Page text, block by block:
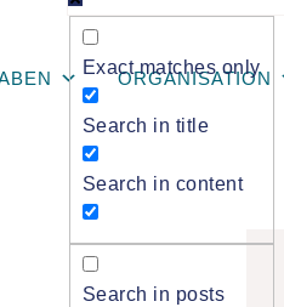
Exact matches only
Search in title
Search in content
Search in posts
ORGANISATION
der
75.